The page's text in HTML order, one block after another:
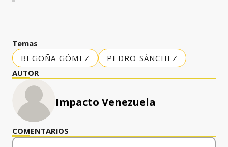
Temas
BEGOÑA GÓMEZ
PEDRO SÁNCHEZ
AUTOR
Impacto Venezuela
COMENTARIOS